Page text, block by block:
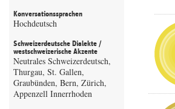
Konversationssprachen
Hochdeutsch
Schweizerdeutsche Dialekte /
westschweizerische Akzente
Neutrales Schweizerdeutsch,
Thurgau, St. Gallen,
Graubünden, Bern, Zürich,
Appenzell Innerrhoden